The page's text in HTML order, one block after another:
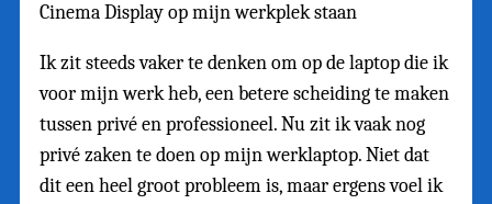
Cinema Display op mijn werkplek staan
Ik zit steeds vaker te denken om op de laptop die ik
voor mijn werk heb, een betere scheiding te maken
tussen privé en professioneel. Nu zit ik vaak nog
privé zaken te doen op mijn werklaptop. Niet dat
dit een heel groot probleem is, maar ergens voel ik